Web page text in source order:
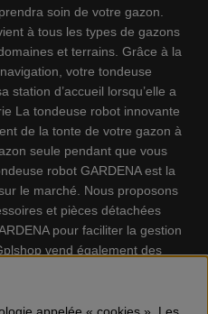
soin de votre gazon.
à tous les types de gazons
et terrains. Grâce à la
votre tondeuse
station d’accueil lorsqu’elle a
La tondeuse robot innovante
de la tonte de votre gazon à
seule pendant que vous
robot GARDENA est la
le marché. Nous proposons
et pièces détachées
pour faciliter la gestion
vend également des
Taille haies,
à neige, Nettoyeurs